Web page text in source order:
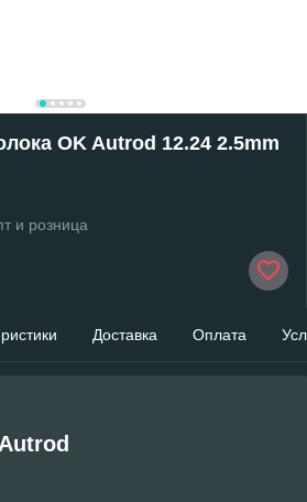
OK Autrod 12.24 2.5mm
и розница
Доставка Оплата